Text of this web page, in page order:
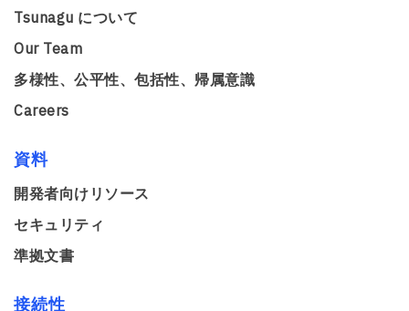
Tsunagu について
Our Team
多様性、公平性、包括性、帰属意識
Careers
資料
開発者向けリソース
セキュリティ
準拠文書
接続性